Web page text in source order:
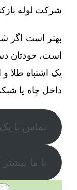
شرکت لوله
بهتر است اگر
است، خودتان
یک اشتباه طلا
داخل چاه یا
تماس با یک
با ما